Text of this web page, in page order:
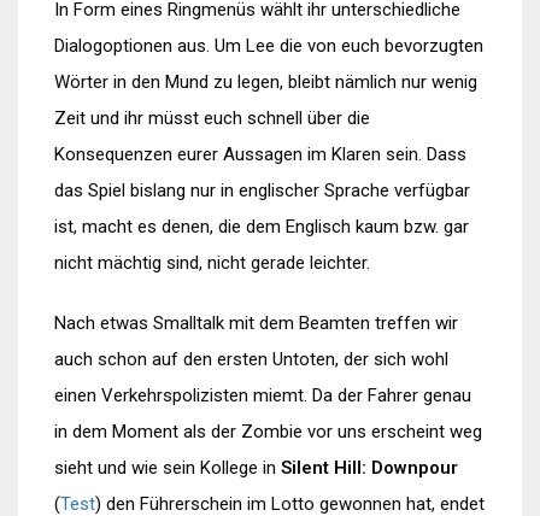
In Form eines Ringmenüs wählt ihr unterschiedliche
Dialogoptionen aus. Um Lee die von euch bevorzugten
Wörter in den Mund zu legen, bleibt nämlich nur wenig
Zeit und ihr müsst euch schnell über die
Konsequenzen eurer Aussagen im Klaren sein. Dass
das Spiel bislang nur in englischer Sprache verfügbar
ist, macht es denen, die dem Englisch kaum bzw. gar
nicht mächtig sind, nicht gerade leichter.
Nach etwas Smalltalk mit dem Beamten treffen wir
auch schon auf den ersten Untoten, der sich wohl
einen Verkehrspolizisten miemt. Da der Fahrer genau
in dem Moment als der Zombie vor uns erscheint weg
sieht und wie sein Kollege in Silent Hill: Downpour
(Test) den Führerschein im Lotto gewonnen hat, endet